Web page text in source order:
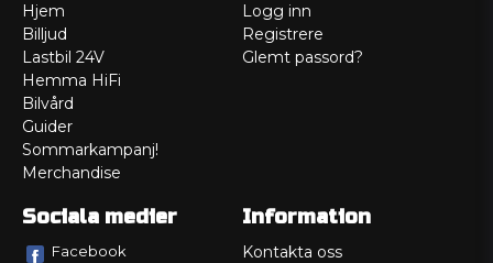
Hjem
Billjud
Lastbil 24V
Hemma HiFi
Bilvård
Guider
Sommarkampanj!
Merchandise
Logg inn
Registrere
Glemt passord?
Sociala medier
Facebook
Information
Kontakta oss